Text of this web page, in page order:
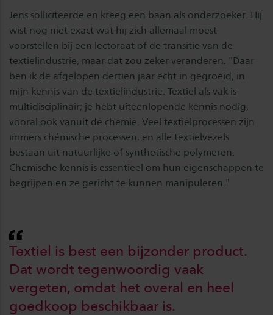
Jens solliciteerde en kreeg een baan als onderzoeker. Hij
wist nog niet exact wat hij zich allemaal moest
voorstellen bij een lectoraat of de transitie van de
textielindustrie, maar dat zou zeker veranderen. “Daar
ben ik de afgelopen dertien jaar echt in gegroeid, in
mijn kennis van de textielindustrie. Textiel als vak is
multidisciplinair; je hebt uiteenlopende kennis nodig,
vooral ook vanuit de chemie. Veel textielprocessen zijn
immers chémische processen, en alle textielvezels
bestaan uit natuurlijke of synthetische polymeren.
Chemische kennis is essentieel om hun eigenschappen te
begrijpen en ze gericht te kunnen manipuleren.”
Textiel is best een bijzonder product.
Dat wordt tegenwoordig vaak
vergeten, omdat het overal en heel
goedkoop beschikbaar is.